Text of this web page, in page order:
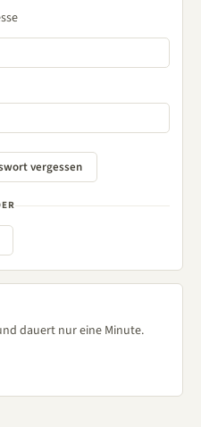
dauert nur eine Minute.